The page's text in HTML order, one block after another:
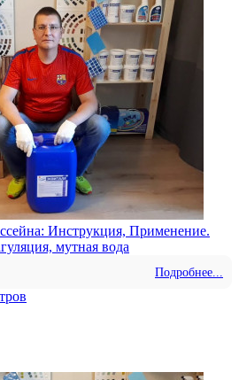
Инструкция, Применение.
мутная вода
Подробнее...